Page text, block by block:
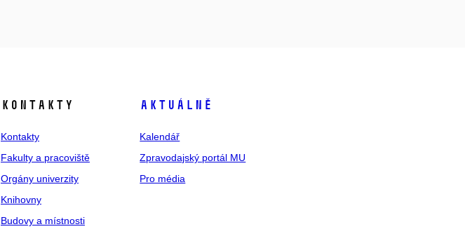
Kontakty
Kontakty
Fakulty a pracoviště
Orgány univerzity
Knihovny
Budovy a místnosti
Aktuálně
Kalendář
Zpravodajský portál MU
Pro média